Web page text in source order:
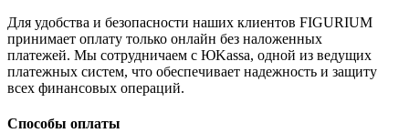
Для удобства и безопасности наших клиентов FIGURIUM
принимает оплату только онлайн без наложенных
платежей. Мы сотрудничаем с ЮKassa, одной из ведущих
платежных систем, что обеспечивает надежность и защиту
всех финансовых операций.
Способы оплаты